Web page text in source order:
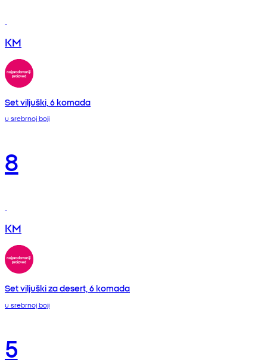
KM
Set viljuški, 6 komada
u srebrnoj boji
8
KM
Set viljuški za desert, 6 komada
u srebrnoj boji
5